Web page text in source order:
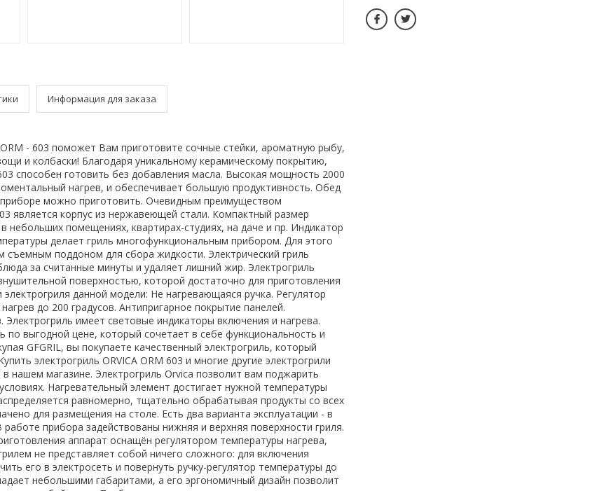
Информация для заказа
ORM - 603 поможет Вам приготовите сочные стейки, ароматную рыбу,
и колбаски! Благодаря уникальному керамическому покрытию,
способен готовить без добавления масла. Высокая мощность 2000
нагрев, и обеспечивает большую продуктивность. Обед
можно приготовить. Очевидным преимуществом
является корпус из нержавеющей стали. Компактный размер
небольших помещениях, квартирах-студиях, на даче и пр. Индикатор
делает гриль многофункциональным прибором. Для этого
поддоном для сбора жидкости. Электрический гриль
за считанные минуты и удаляет лишний жир. Электрогриль
поверхностью, которой достаточно для приготовления
данной модели: Не нагревающаяся ручка. Регулятор
до 200 градусов. Антипригарное покрытие панелей.
Электрогриль имеет световые индикаторы включения и нагрева.
по выгодной цене, который сочетает в себе функциональность и
GFGRIL, вы покупаете качественный электрогриль, который
электрогриль ORVICA ORM 603 и многие другие электрогрили
нашем магазине. Электрогриль Orvica позволит вам поджарить
Нагревательный элемент достигает нужной температуры
равномерно, тщательно обрабатывая продукты со всех
для размещения на столе. Есть два варианта эксплуатации - в
прибора задействованы нижняя и верхняя поверхности гриля.
аппарат оснащён регулятором температуры нагрева,
не представляет собой ничего сложного: для включения
его в электросеть и повернуть ручку-регулятор температуры до
небольшими габаритами, а его эргономичный дизайн позволит